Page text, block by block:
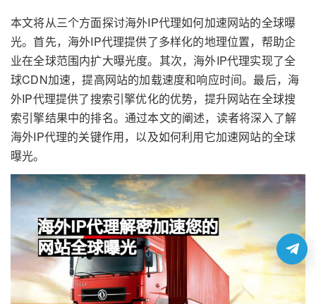
本文将从三个方面探讨海外IP代理如何加速网站的全球曝
光。首先，海外IP代理提供了多样化的地理位置，帮助企
业在全球范围内扩大曝光度。其次，海外IP代理实现了全
球CDN加速，提高网站的加载速度和响应时间。最后，海
外IP代理提供了搜索引擎优化的优势，提升网站在全球搜
索引擎结果中的排名。通过本文的阐述，读者将深入了解
海外IP代理的关键作用，以及如何利用它加速网站的全球
曝光。